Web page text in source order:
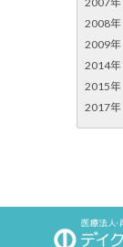
2008年
2009年
2014年
2015年
2017年